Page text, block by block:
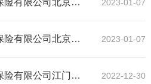
2023-01-07
元桥第一营销服务部营业地址变更公告 2023-01-07
山营销服务部保险许可证换发公告 2022-12-30